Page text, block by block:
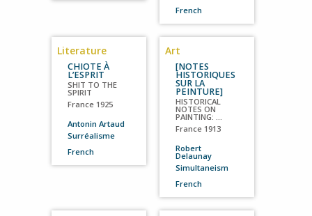
French
Literature
CHIOTE À
L’ESPRIT
SHIT TO THE
SPIRIT
France1925
Antonin Artaud
Surréalisme
French
Art
[NOTES
HISTORIQUES
SUR LA
PEINTURE]
HISTORICAL
NOTES ON
PAINTING: …
France 1913
Robert
Delaunay
Simultaneism
French